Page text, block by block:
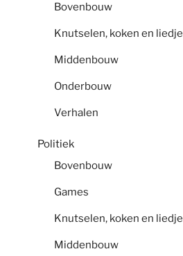
Bovenbouw
Knutselen, koken en
Middenbouw
Onderbouw
Verhalen
Politiek
Bovenbouw
Games
Knutselen, koken en
Middenbouw